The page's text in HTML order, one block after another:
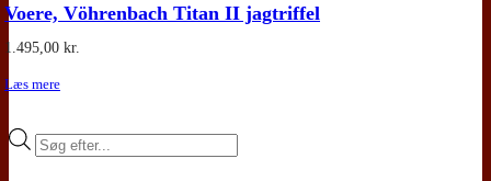
Voere, Vöhrenbach Titan II jagtriffel
1.495,00 kr.
Læs mere
Products